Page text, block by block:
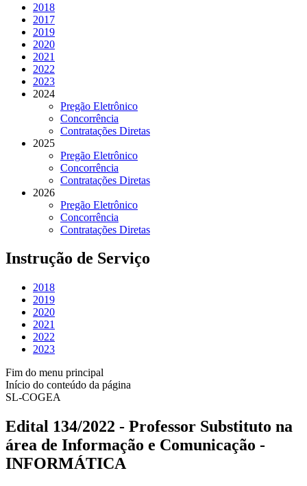
2018
2017
2019
2020
2021
2022
2023
2024
Pregão Eletrônico
Concorrência
Contratações Diretas
2025
Pregão Eletrônico
Concorrência
Contratações Diretas
2026
Pregão Eletrônico
Concorrência
Contratações Diretas
Instrução de Serviço
2018
2019
2020
2021
2022
2023
Fim do menu principal
Início do conteúdo da página
SL-COGEA
Edital 134/2022 - Professor Substituto na
área de Informação e Comunicação -
INFORMÁTICA